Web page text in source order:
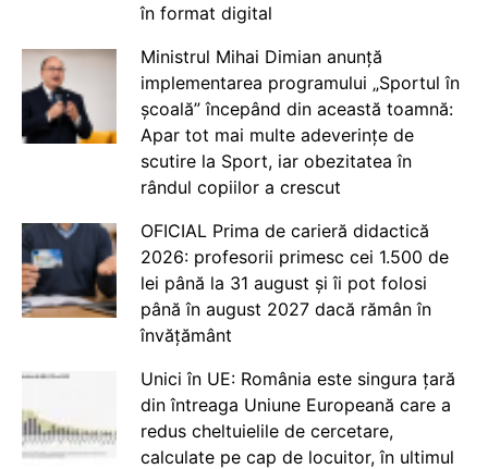
în format digital
Ministrul Mihai Dimian anunță
implementarea programului „Sportul în
școală” începând din această toamnă:
Apar tot mai multe adeverințe de
scutire la Sport, iar obezitatea în
rândul copiilor a crescut
OFICIAL Prima de carieră didactică
2026: profesorii primesc cei 1.500 de
lei până la 31 august și îi pot folosi
până în august 2027 dacă rămân în
învățământ
Unici în UE: România este singura țară
din întreaga Uniune Europeană care a
redus cheltuielile de cercetare,
calculate pe cap de locuitor, în ultimul